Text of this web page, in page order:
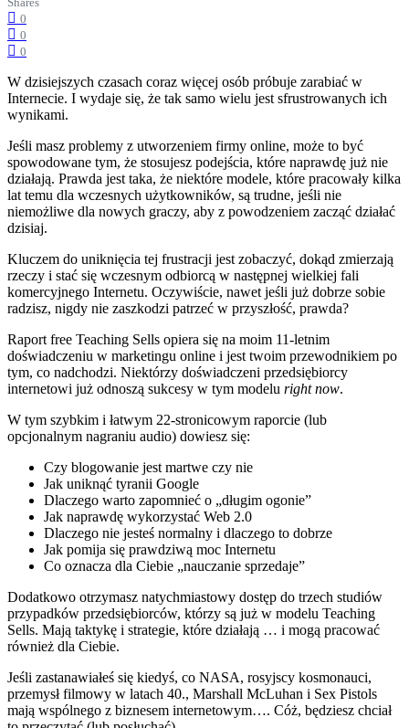
Shares
0
0
0
W dzisiejszych czasach coraz więcej osób próbuje zarabiać w
Internecie. I wydaje się, że tak samo wielu jest sfrustrowanych ich
wynikami.
Jeśli masz problemy z utworzeniem firmy online, może to być
spowodowane tym, że stosujesz podejścia, które naprawdę już nie
działają. Prawda jest taka, że niektóre modele, które pracowały kilka
lat temu dla wczesnych użytkowników, są trudne, jeśli nie
niemożliwe dla nowych graczy, aby z powodzeniem zacząć działać
dzisiaj.
Kluczem do uniknięcia tej frustracji jest zobaczyć, dokąd zmierzają
rzeczy i stać się wczesnym odbiorcą w następnej wielkiej fali
komercyjnego Internetu. Oczywiście, nawet jeśli już dobrze sobie
radzisz, nigdy nie zaszkodzi patrzeć w przyszłość, prawda?
Raport free Teaching Sells opiera się na moim 11-letnim
doświadczeniu w marketingu online i jest twoim przewodnikiem po
tym, co nadchodzi. Niektórzy doświadczeni przedsiębiorcy
internetowi już odnoszą sukcesy w tym modelu right now.
W tym szybkim i łatwym 22-stronicowym raporcie (lub
opcjonalnym nagraniu audio) dowiesz się:
Czy blogowanie jest martwe czy nie
Jak uniknąć tyranii Google
Dlaczego warto zapomnieć o „długim ogonie”
Jak naprawdę wykorzystać Web 2.0
Dlaczego nie jesteś normalny i dlaczego to dobrze
Jak pomija się prawdziwą moc Internetu
Co oznacza dla Ciebie „nauczanie sprzedaje”
Dodatkowo otrzymasz natychmiastowy dostęp do trzech studiów
przypadków przedsiębiorców, którzy są już w modelu Teaching
Sells. Mają taktykę i strategie, które działają … i mogą pracować
również dla Ciebie.
Jeśli zastanawiałeś się kiedyś, co NASA, rosyjscy kosmonauci,
przemysł filmowy w latach 40., Marshall McLuhan i Sex Pistols
mają wspólnego z biznesem internetowym…. Cóż, będziesz chciał